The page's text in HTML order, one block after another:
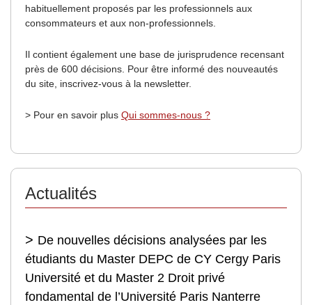
habituellement proposés par les professionnels aux
consommateurs et aux non-professionnels.
Il contient également une base de jurisprudence recensant
près de 600 décisions. Pour être informé des nouveautés
du site, inscrivez-vous à la newsletter.
> Pour en savoir plus Qui sommes-nous ?
Actualités
De nouvelles décisions analysées par les
étudiants du Master DEPC de CY Cergy Paris
Université et du Master 2 Droit privé
fondamental de l’Université Paris Nanterre